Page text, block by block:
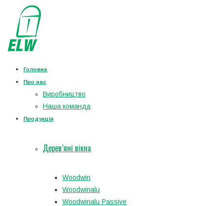
Головна
Про нас
Виробництво
Наша команда
Продукція
Дерев’яні вікна
Woodwin
Woodwinalu
Woodwinalu Passive